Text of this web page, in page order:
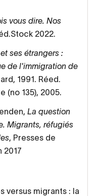
vous dire. Nos
2022.
ses étrangers :
de l'immigration de
1991. Réed.
(no 135), 2005.
La question
Migrants, réfugiés
, Presses de
2017
versus migrants : la